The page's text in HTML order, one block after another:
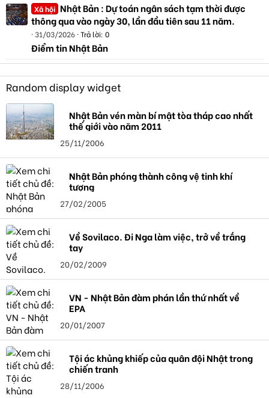
Xã hội Nhật Bản : Dự toán ngân sách tạm thời được
thông qua vào ngày 30, lần đầu tiên sau 11 năm.
31/03/2026 Trả lời: 0
Điểm tin Nhật Bản
Random display widget
Nhật Bản vén màn bí mật tòa tháp cao nhất
thế giới vào năm 2011
25/11/2006
Nhật Bản phóng thành công vệ tinh khí
tượng
27/02/2005
Về Sovilaco. Đi Nga làm việc, trở về trắng
tay
20/02/2009
VN - Nhật Bản đàm phán lần thứ nhất về
EPA
20/01/2007
Tội ác khủng khiếp của quân đội Nhật trong
chiến tranh
28/11/2006